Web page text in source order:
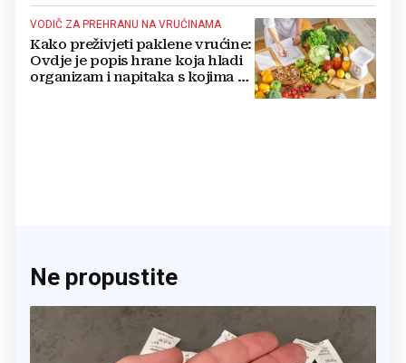
VODIČ ZA PREHRANU NA VRUĆINAMA
Kako preživjeti paklene vrućine:
Ovdje je popis hrane koja hladi
organizam i napitaka s kojima si
Ne propustite